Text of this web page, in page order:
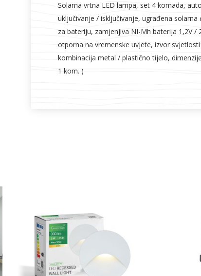
Solarna vrtna LED lampa, set 4 komada,
uključivanje / isključivanje, ugrađena solarna
za bateriju, zamjenjiva NI-Mh baterija 1,2V /
otporna na vremenske uvjete, izvor svjetlosti
kombinacija metal / plastično tijelo,
1 kom. )